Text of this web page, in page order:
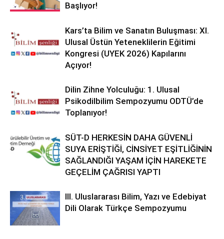
Başlıyor!
Kars’ta Bilim ve Sanatın Buluşması: XI.
Ulusal Üstün Yeteneklilerin Eğitimi
Kongresi (UYEK 2026) Kapılarını
Açıyor!
Dilin Zihne Yolculuğu: 1. Ulusal
Psikodilbilim Sempozyumu ODTÜ’de
Toplanıyor!
SÜT-D HERKESİN DAHA GÜVENLİ
SUYA ERİŞTİĞİ, CİNSİYET EŞİTLİĞİNİN
SAĞLANDIĞI YAŞAM İÇİN HAREKETE
GEÇELİM ÇAĞRISI YAPTI
III. Uluslararası Bilim, Yazı ve Edebiyat
Dili Olarak Türkçe Sempozyumu